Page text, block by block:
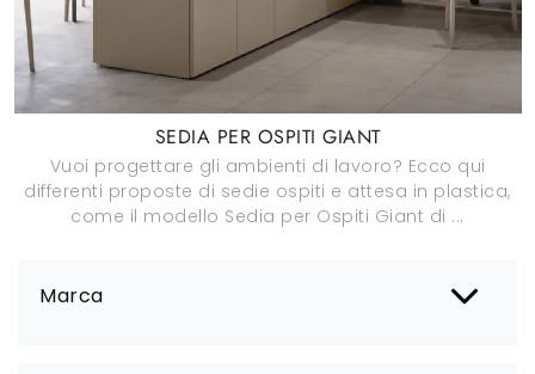
Marca
SEDIA PER OSPITI GIANT
Vuoi progettare gli ambienti di lavoro? Ecco qui
differenti proposte di sedie ospiti e attesa in plastica,
come il modello Sedia per Ospiti Giant di ...